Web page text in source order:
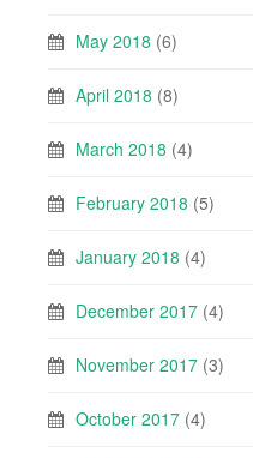
May 2018 (6)
April 2018 (8)
March 2018 (4)
February 2018 (5)
January 2018 (4)
December 2017 (4)
November 2017 (3)
October 2017 (4)